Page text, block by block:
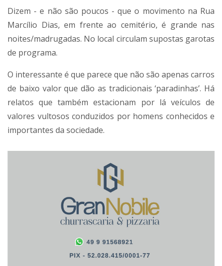
Dizem - e não são poucos - que o movimento na Rua
Marcílio Dias, em frente ao cemitério, é grande nas
noites/madrugadas. No local circulam supostas garotas
de programa.
O interessante é que parece que não são apenas carros
de baixo valor que dão as tradicionais ‘paradinhas’. Há
relatos que também estacionam por lá veículos de
valores vultosos conduzidos por homens conhecidos e
importantes da sociedade.